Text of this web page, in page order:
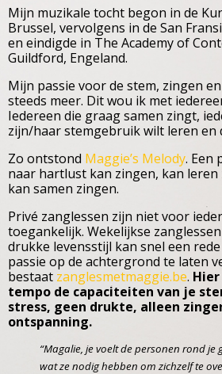
Mijn muzikale tocht begon in de
Brussel, vervolgens in de San
en eindigde in The Academy of
Guildford, Engeland.
Mijn passie voor de stem, zingen
steeds meer. Dit wou ik met
Iedereen die graag samen zingt,
zijn/haar stemgebruik wilt leren en
Zo ontstond Maggie’s Melody. Een
naar hartlust kan zingen, kan leren
kan samen zingen.
Privé zanglessen zijn niet voor
toegankelijk. Wekelijkse
drukke levensstijl kan snel een
passie op de achtergrond te laten
bestaat zanglesmetmaggie.be.
tempo de capaciteiten van je
stress, geen drukte, alleen
ontspanning.
“Magalie, je voelt de personen rond je
wat ze nodig hebben om zichzelf te